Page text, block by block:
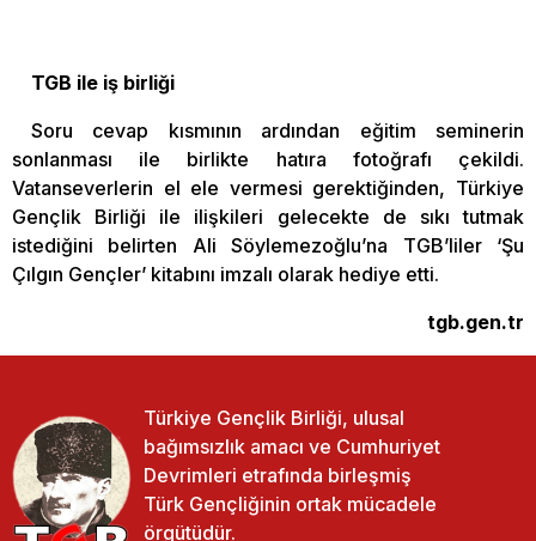
TGB ile iş birliği
Soru cevap kısmının ardından eğitim seminerin
sonlanması ile birlikte hatıra fotoğrafı çekildi.
Vatanseverlerin el ele vermesi gerektiğinden, Türkiye
Gençlik Birliği ile ilişkileri gelecekte de sıkı tutmak
istediğini belirten Ali Söylemezoğlu’na TGB’liler ‘Şu
Çılgın Gençler’ kitabını imzalı olarak hediye etti.
tgb.gen.tr
Türkiye Gençlik Birliği, ulusal
bağımsızlık amacı ve Cumhuriyet
Devrimleri etrafında birleşmiş
Türk Gençliğinin ortak mücadele
örgütüdür.